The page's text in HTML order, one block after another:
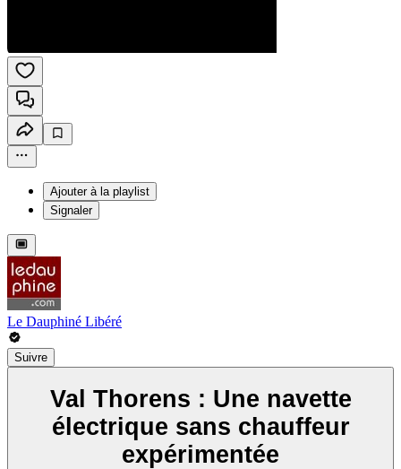
Ajouter à la playlist
Signaler
Le Dauphiné Libéré
Suivre
Val Thorens : Une navette
électrique sans chauffeur
expérimentée